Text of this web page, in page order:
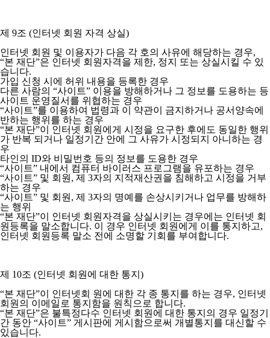
제 9조 (인터넷 회원 자격 상실)
인터넷 회원 및 이용자가 다음 각 호의 사유에 해당하는 경우,
“본 재단”은 인터넷 회원자격을 제한, 정지 또는 상실시킬 수 있
습니다.
가입 신청 시에 허위 내용을 등록한 경우
다른 사람의 “사이트” 이용을 방해하거나 그 정보를 도용하는 등
사이트 운영질서를 위협하는 경우
“사이트”를 이용하여 법령과 이 약관이 금지하거나 공서양속에
반하는 행위를 하는 경우
“본 재단”이 인터넷 회원에게 시정을 요구한 후에도 동일한 행위
가 반복 되거나 일정기간 안에 그 사유가 시정되지 아니하는 경
우
타인의 ID와 비밀번호 등의 정보를 도용한 경우
“사이트” 내에서 컴퓨터 바이러스 프로그램을 유포하는 경우
“사이트” 및 회원, 제 3자의 지적재산권을 침해하고 시정을 거부
하는 경우
“사이트” 및 회원, 제 3자의 명예를 손상시키거나 업무를 방해하
는 행위
“본 재단”이 인터넷 회원자격을 상실시키는 경우에는 인터넷 회
원등록을 말소합니다. 이 경우 인터넷 회원에게 이를 통지하고,
인터넷 회원등록 말소 전에 소명할 기회를 부여합니다.
제 10조 (인터넷 회원에 대한 통지)
“본 재단”이 인터넷회 원에 대한 각 종 통지를 하는 경우, 인터넷
회원의 이메일로 통지함을 원칙으로 합니다.
“본 재단”은 불특정다수 인터넷 회원에 대한 통지의 경우 일정기
간 동안 “사이트” 게시판에 게시함으로써 개별통지를 대신할 수
있습니다.